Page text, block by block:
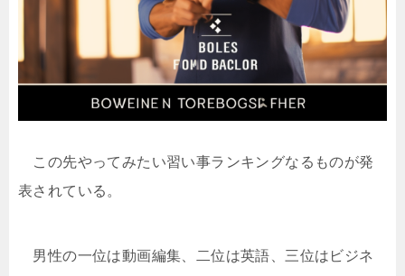
この先やってみたい習い事ランキングなるものが発
表されている。
男性の一位は動画編集、二位は英語、三位はビジネ